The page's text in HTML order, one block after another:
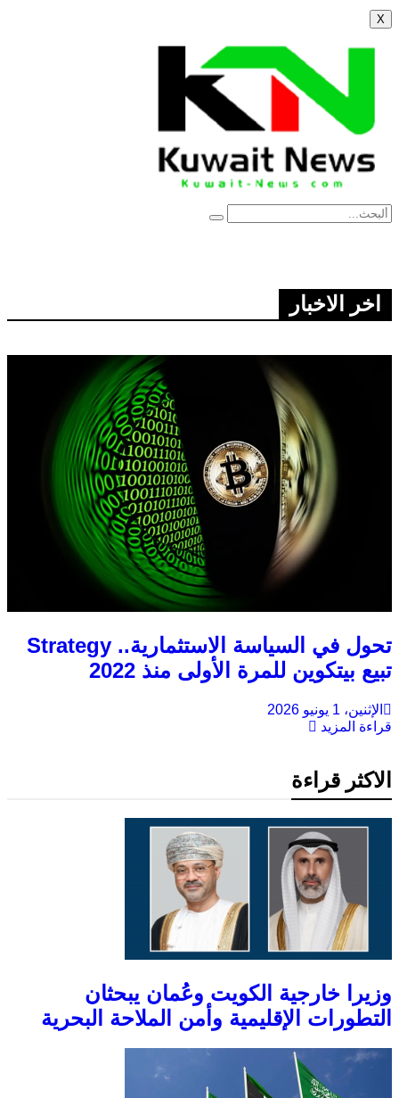
X
NE
News Elementor
اخر الاخبار
تحول في السياسة الاستثمارية.. Strategy
تبيع بيتكوين للمرة الأولى منذ 2022
الإثنين، 1 يونيو 2026
قراءة المزيد
الاكثر قراءة
وزيرا خارجية الكويت وعُمان يبحثان
التطورات الإقليمية وأمن الملاحة البحرية